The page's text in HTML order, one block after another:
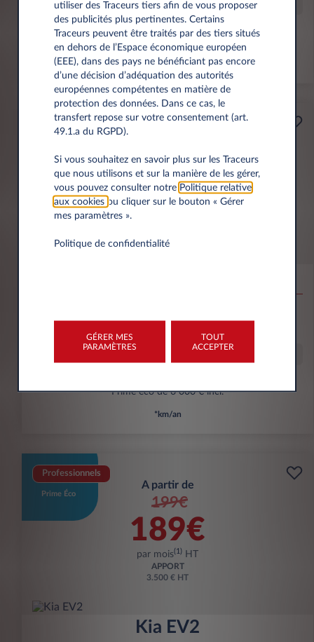
Offre spéciale
Prime éco de 6 000 € incl.
*km/an
Professionnels
189€
par mois (1)HT
APPORT
3.500 € HT
Prime éco de 6 000 € incl.
*km/an
Professionnels
Prime Éco
A partir de
199€
189€
par mois(1) HT
APPORT
3.500 € HT
Kia EV2
utiliser des Traceurs tiers afin de vous proposer
des publicités plus pertinentes. Certains
Traceurs peuvent être traités par des tiers situés
en dehors de l’Espace économique européen
(EEE), dans des pays ne bénéficiant pas encore
d’une décision d’adéquation des autorités
européennes compétentes en matière de
protection des données. Dans ce cas, le
transfert repose sur votre consentement (art.
49.1.a du RGPD).
Si vous souhaitez en savoir plus sur les Traceurs
que nous utilisons et sur la manière de les gérer,
vous pouvez consulter notre Politique relative
aux cookies ou cliquer sur le bouton « Gérer
mes paramètres ».
Politique de confidentialité
GÉRER MES
PARAMÈTRES
TOUT
ACCEPTER